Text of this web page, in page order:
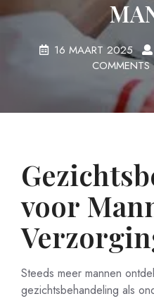
16 MAART 2025
COMMENTS
voor
Steeds meer mannen
gezichtsbehandeling als